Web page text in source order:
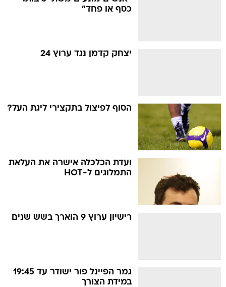
כסף או פחד"
יצחק קדמן נגד ערוץ 24
הסוף לפיצול בתקצירי ליגת העל?
ועדת הכלכלה אישרה את העלאת
התמלוגים ל-HOT
רישיון ערוץ 9 הוארך בשש שנים
גמר הפיינל פור ישודר עד 19:45
במידת הצורך